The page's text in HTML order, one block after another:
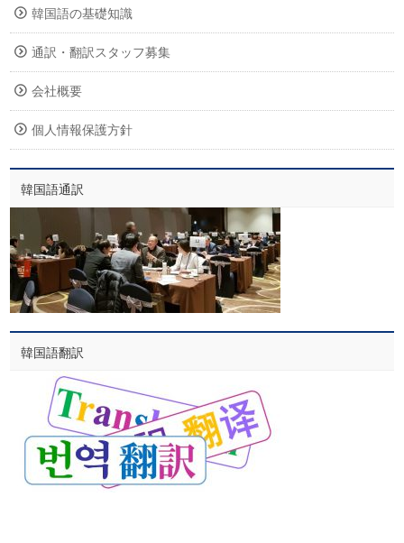
韓国語の基礎知識
通訳・翻訳スタッフ募集
会社概要
個人情報保護方針
韓国語通訳
韓国語翻訳